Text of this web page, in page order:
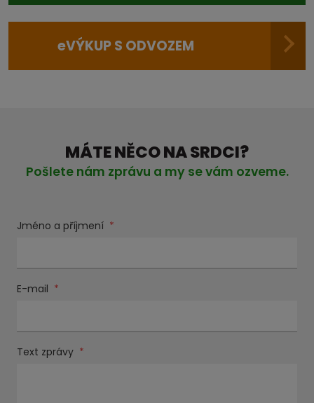
eVÝKUP S ODVOZEM
MÁTE NĚCO NA SRDCI?
Pošlete nám zprávu a my se vám ozveme.
Jméno a příjmení *
E-mail *
Text zprávy *